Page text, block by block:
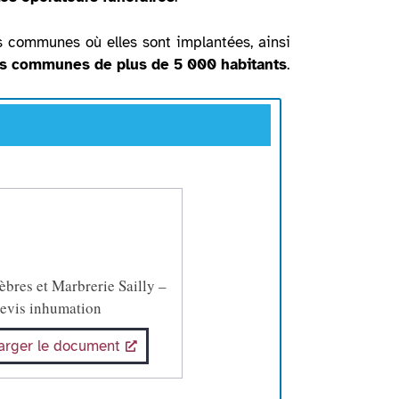
où elles sont implantées, ainsi
communes de plus de 5 000 habitants.
et Marbrerie Sailly –
inhumation
le document